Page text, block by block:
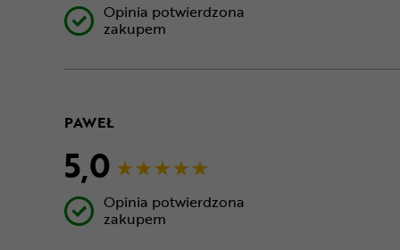
Opinia potwierdzona
zakupem
PAWEŁ
5,0
Opinia potwierdzona
zakupem